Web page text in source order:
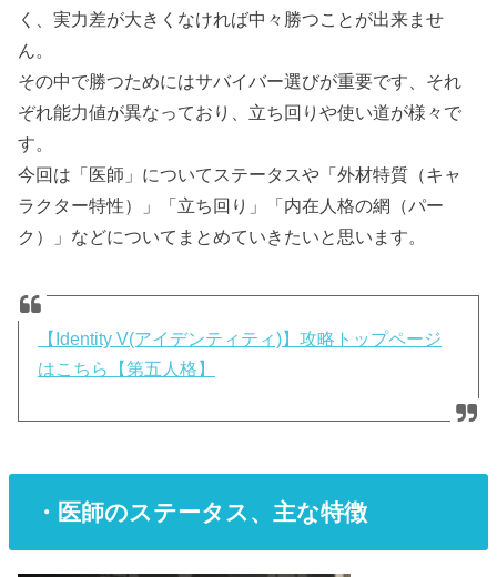
く、実力差が大きくなければ中々勝つことが出来ませ
ん。
その中で勝つためにはサバイバー選びが重要です、それ
ぞれ能力値が異なっており、立ち回りや使い道が様々で
す。
今回は「医師」についてステータスや「外材特質（キャ
ラクター特性）」「立ち回り」「内在人格の網（パー
ク）」などについてまとめていきたいと思います。
【Identity V(アイデンティティ)】攻略トップページ
はこちら【第五人格】
・医師のステータス、主な特徴